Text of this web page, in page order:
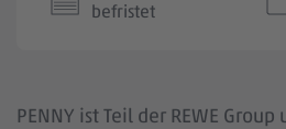
befristet
PENNY ist Teil der REWE